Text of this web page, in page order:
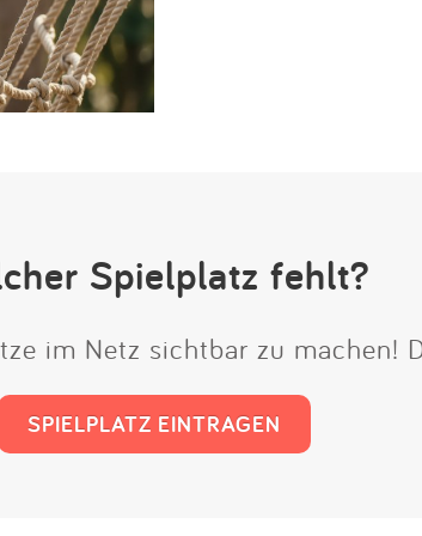
Spielplatz fehlt?
im Netz sichtbar zu machen!
SPIELPLATZ EINTRAGEN